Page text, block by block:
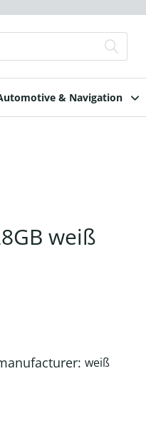
& Navigation
weiß
weiß